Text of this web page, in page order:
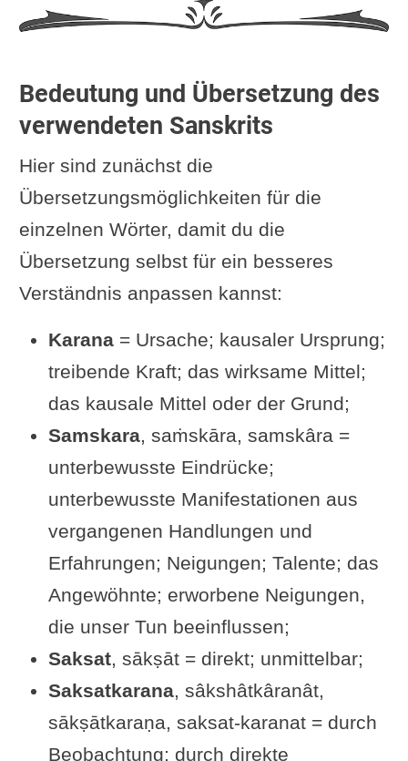
hinweise (Quellen)
Yogasutra
Siddhi: Wissen über vergangene
Wie soll ich genau vorgehen, um
dieses Siddhi zu erlangen?
Erläuterungen von Eliade zum
Vorgang
Umfrage zum Vorgehen
Sinn des Ganzen, Gefahren der
Praxis
Kommentar von Vyasa zu Sutra
3.18
Übungsvorschlag zu Sutra III-18
Siehe auch folgende Sutras
Ergänzungen und Fragen von dir
Videos zu Sutra III-18
Beliebt & gut bewertet: Bücher
zum Yogasutra
Alte Schriften auf Yoga-
Welten.de
Bedeutung und Übersetzung des
verwendeten Sanskrits
Hier sind zunächst die
Übersetzungsmöglichkeiten für die
einzelnen Wörter, damit du die
Übersetzung selbst für ein besseres
Verständnis anpassen kannst:
Karana= Ursache; kausaler Ursprung;
treibende Kraft; das wirksame Mittel;
das kausale Mittel oder der Grund;
Samskara, saṁskāra, samskâra =
unterbewusste Eindrücke;
unterbewusste Manifestationen aus
vergangenen Handlungen und
Erfahrungen; Neigungen; Talente; das
Angewöhnte; erworbene Neigungen,
die unser Tun beeinflussen;
Saksat, sākṣāt = direkt; unmittelbar;
Saksatkarana, sâkshâtkâranât,
sākṣātkaraṇa, saksat-karanat = durch
Beobachtung; durch direkte